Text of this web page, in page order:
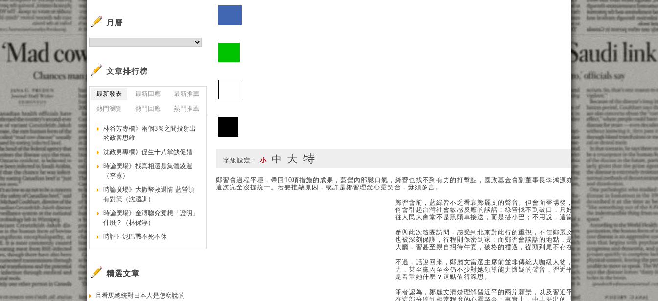
字級設定： 小 中 大 特
鄭習會過程平穩，帶回10項措施的成果，藍營內部鬆口氣，綠營也找不到有力的打擊點，國政基金會副董事長李鴻源亦自信地說，習近平
這次完全沒提統一。若要推敲原因，或許是鄭習理念心靈契合，毋須多言。
鄭習會前，藍綠皆不乏看衰鄭麗文的聲音。但會面登場後，習近平沒有表達任
何會引起台灣社會敏感反應的談話；綠營找不到破口，只好聚焦質疑鄭麗文前
往人民大會堂不是黑頭車接送，而是搭小巴；不用說，這當然是外行發言。
參與此次隨團訪問，感受到北京對此行的重視，不僅鄭麗文的維安，副主席們
也被深刻保護，行程則保密到家；而鄭習會談話的地點，是接待他國元首的東
大廳，習甚至親自招待午宴，破格的禮遇，從頭到尾不存在貶低的問題。
不過，話說回來，鄭麗文當選主席前並非傳統大咖級人物，沒有任何政治勢
力，甚至黨內至今仍不少對她領導能力懷疑的聲音，習近平為何高規格接待，
是看重她什麼？這點值得深思。
筆者認為，鄭麗文清楚理解習近平的兩岸願景，以及習近平對台的看法，雙方
在這部分達到相當程度的心靈契合；事實上，中共提出的「一國兩制，台灣方
月曆
文章排行榜
最新發表 最新回應
最新推薦
熱門瀏覽
熱門回應 熱門推薦
林谷芳專欄》兩個3％之間投射出
的政客思維
沈政男專欄》促生十八掌缺促婚
時論廣場》找真相還是集體凌遲
（李蕙）
時論廣場》大撒幣救選情 藍營須
有對策（沈迺訓）
時論廣場》金溥聰究竟想「證明」
什麼？（林保淳）
時評》泥巴戰不死不休
精選文章
且看馬總統對日本人是怎麼說的